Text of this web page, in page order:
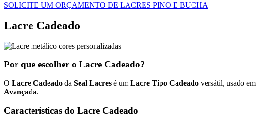
SOLICITE UM ORÇAMENTO DE LACRES PINO E BUCHA
Lacre Cadeado
Por que escolher o Lacre Cadeado?
O Lacre Cadeado da Seal Lacres é um Lacre Tipo Cadeado versátil, usado em
Avançada.
Características do Lacre Cadeado